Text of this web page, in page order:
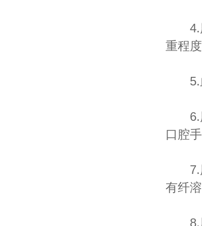
4.用
重程度
5.血
6.用
口腔
7.用
有纤
8.用